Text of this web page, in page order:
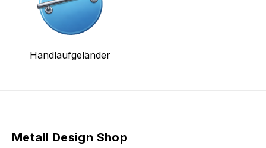
Handlaufgeländer
Metall Design Shop